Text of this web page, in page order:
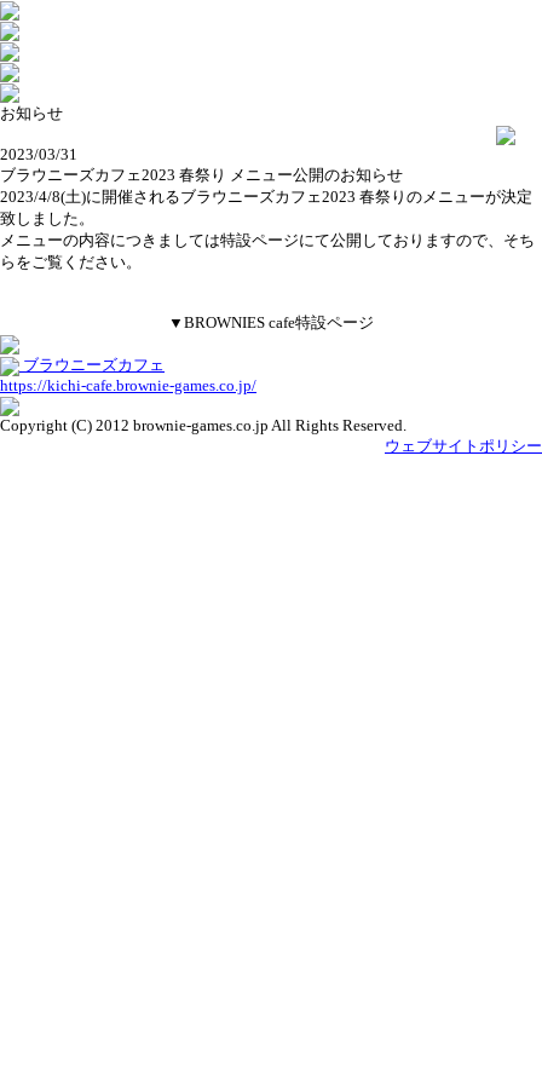
お知らせ
2023/03/31
ブラウニーズカフェ2023 春祭り メニュー公開のお知らせ
2023/4/8(土)に開催されるブラウニーズカフェ2023 春祭りのメニューが決定
致しました。
メニューの内容につきましては特設ページにて公開しておりますので、そち
らをご覧ください。
▼BROWNIES cafe特設ページ
ブラウニーズカフェ
https://kichi-cafe.brownie-games.co.jp/
Copyright (C) 2012 brownie-games.co.jp All Rights Reserved.
ウェブサイトポリシー